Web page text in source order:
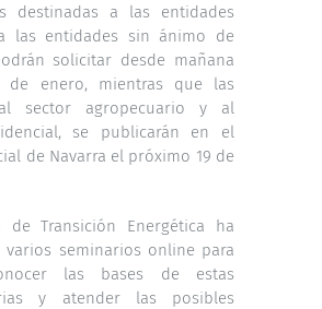
destinadas a las entidades
las entidades sin ánimo de
solicitar desde mañana
de enero, mientras que las
sector agropecuario y al
se publicarán en el
de Navarra el próximo 19 de
de Transición Energética ha
varios seminarios online para
las bases de estas
y atender las posibles